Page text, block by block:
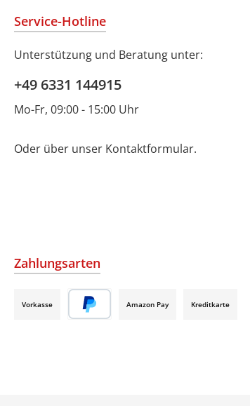
Service-Hotline
Unterstützung und Beratung unter:
+49 6331 144915
Mo-Fr, 09:00 - 15:00 Uhr
Oder über unser Kontaktformular.
Zahlungsarten
Vorkasse Amazon Pay Kreditkarte